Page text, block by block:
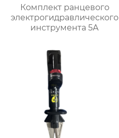
Комплект ранцевого
электрогидравлического
инструмента 5А